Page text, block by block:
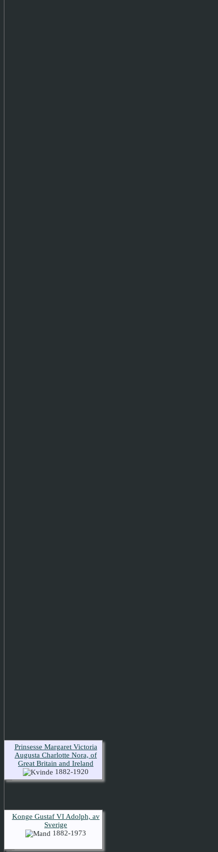
Prinsesse Margaret Victoria
Augusta Charlotte Nora, of
Great Britain and Ireland
1882-1920
Konge Gustaf VI Adolph, av
Sverige
1882-1973